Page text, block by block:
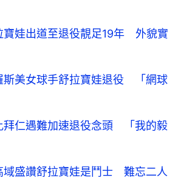
寶娃出道至退役靚足19年 外貌實
斯美女球手舒拉寶娃退役 「網球
拜仁遇難加速退役念頭 「我的毅
域盛讚舒拉寶娃是鬥士 難忘二人